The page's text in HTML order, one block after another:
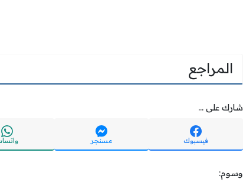
المراجع
شارك على ...
فيسبوك مسنجر
وسوم: